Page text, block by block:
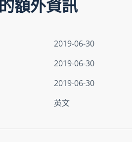
額外資訊
2019-06-30
2019-06-30
2019-06-30
英文